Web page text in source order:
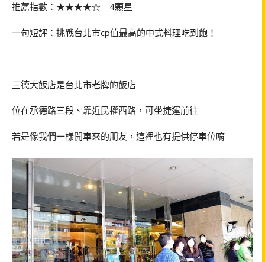
推薦指數：★★★★☆ 4顆星
一句短評：挑戰台北市cp值最高的中式料理吃到飽！
三德大飯店是台北市老牌的飯店
位在承德路三段、靠近民權西路，可坐捷運前往
若是像我們一樣開車來的朋友，這裡也有提供停車位唷